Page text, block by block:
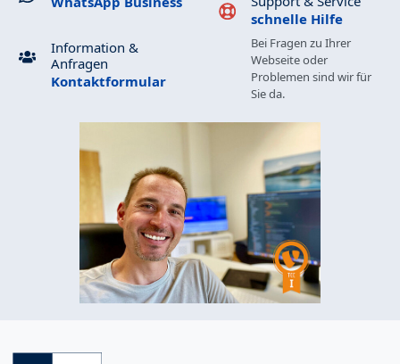
Information &
Anfragen
Kontaktformular
schnelle Hilfe
Bei Fragen zu Ihrer
Webseite oder
Problemen sind wir für
Sie da.